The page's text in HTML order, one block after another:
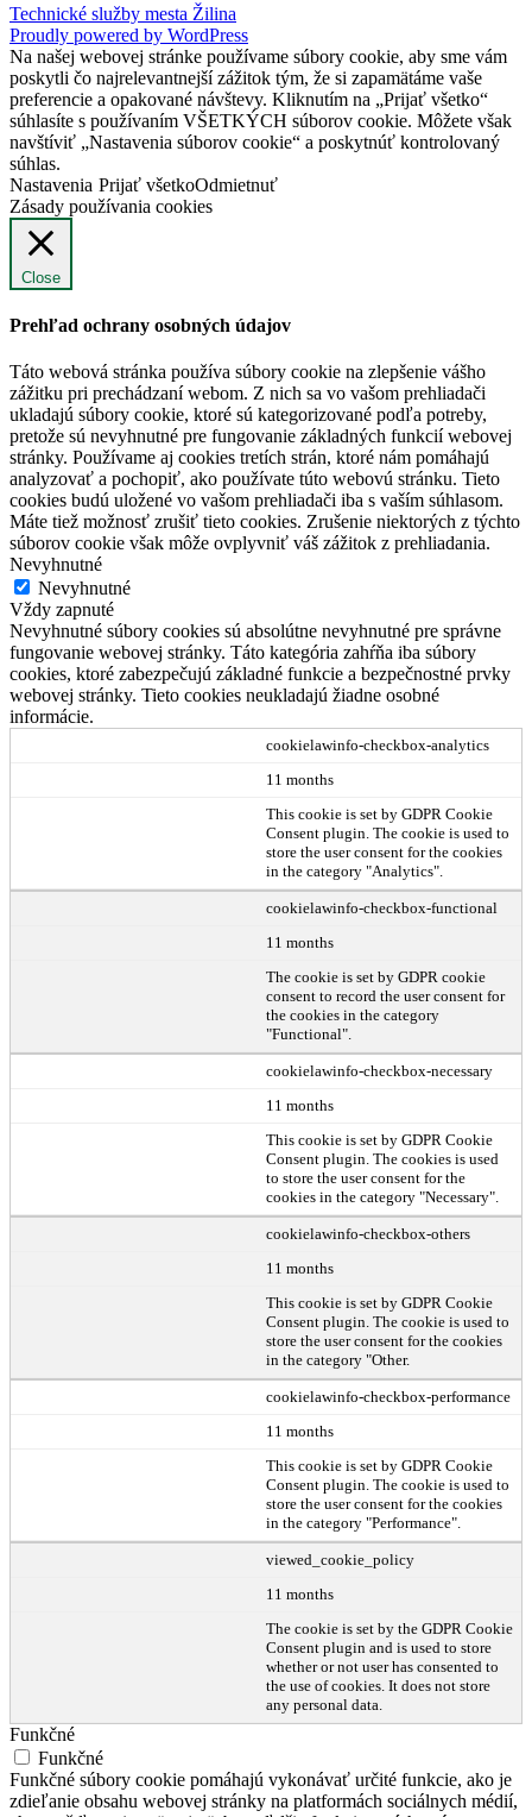
Technické služby mesta Žilina
Proudly powered by WordPress
Na našej webovej stránke používame súbory cookie, aby sme vám
poskytli čo najrelevantnejší zážitok tým, že si zapamätáme vaše
preferencie a opakované návštevy. Kliknutím na „Prijať všetko“
súhlasíte s používaním VŠETKÝCH súborov cookie. Môžete však
navštíviť „Nastavenia súborov cookie“ a poskytnúť kontrolovaný
súhlas.
Nastavenia Prijať všetkoOdmietnuť
Zásady používania cookies
Close
Prehľad ochrany osobných údajov
Táto webová stránka používa súbory cookie na zlepšenie vášho
zážitku pri prechádzaní webom. Z nich sa vo vašom prehliadači
ukladajú súbory cookie, ktoré sú kategorizované podľa potreby,
pretože sú nevyhnutné pre fungovanie základných funkcií webovej
stránky. Používame aj cookies tretích strán, ktoré nám pomáhajú
analyzovať a pochopiť, ako používate túto webovú stránku. Tieto
cookies budú uložené vo vašom prehliadači iba s vaším súhlasom.
Máte tiež možnosť zrušiť tieto cookies. Zrušenie niektorých z týchto
súborov cookie však môže ovplyvniť váš zážitok z prehliadania.
Nevyhnutné
Nevyhnutné
Vždy zapnuté
Nevyhnutné súbory cookies sú absolútne nevyhnutné pre správne
fungovanie webovej stránky. Táto kategória zahŕňa iba súbory
cookies, ktoré zabezpečujú základné funkcie a bezpečnostné prvky
webovej stránky. Tieto cookies neukladajú žiadne osobné
informácie.
cookielawinfo-checkbox-analytics
11 months
This cookie is set by GDPR Cookie
Consent plugin. The cookie is used to
store the user consent for the cookies
in the category "Analytics".
cookielawinfo-checkbox-functional
11 months
The cookie is set by GDPR cookie
consent to record the user consent for
the cookies in the category
"Functional".
cookielawinfo-checkbox-necessary
11 months
This cookie is set by GDPR Cookie
Consent plugin. The cookies is used
to store the user consent for the
cookies in the category "Necessary".
cookielawinfo-checkbox-others
11 months
This cookie is set by GDPR Cookie
Consent plugin. The cookie is used to
store the user consent for the cookies
in the category "Other.
cookielawinfo-checkbox-performance
11 months
This cookie is set by GDPR Cookie
Consent plugin. The cookie is used to
store the user consent for the cookies
in the category "Performance".
viewed_cookie_policy
11 months
The cookie is set by the GDPR Cookie
Consent plugin and is used to store
whether or not user has consented to
the use of cookies. It does not store
any personal data.
Funkčné
Funkčné
Funkčné súbory cookie pomáhajú vykonávať určité funkcie, ako je
zdieľanie obsahu webovej stránky na platformách sociálnych médií,